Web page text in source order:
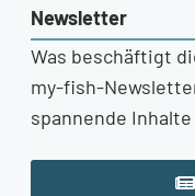
Newsletter
Was beschäftigt
my-fish-
spannende